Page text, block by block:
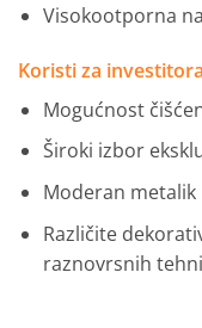
Visokootporna
Koristi za
Mogućnost
Široki izbor
Moderan metalik
Različite
raznovrsnih